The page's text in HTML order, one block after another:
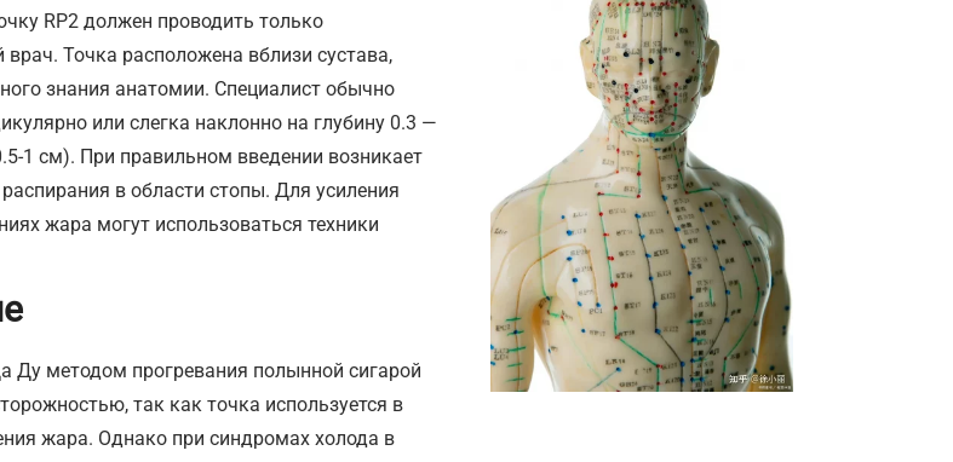
RP2 должен проводить только
Точка расположена вблизи сустава,
знания анатомии. Специалист обычно
или слегка наклонно на глубину 0.3 —
1 см). При правильном введении возникает
в области стопы. Для усиления
жара могут использоваться техники
Ду методом прогревания полынной сигарой
так как точка используется в
жара. Однако при синдромах холода в